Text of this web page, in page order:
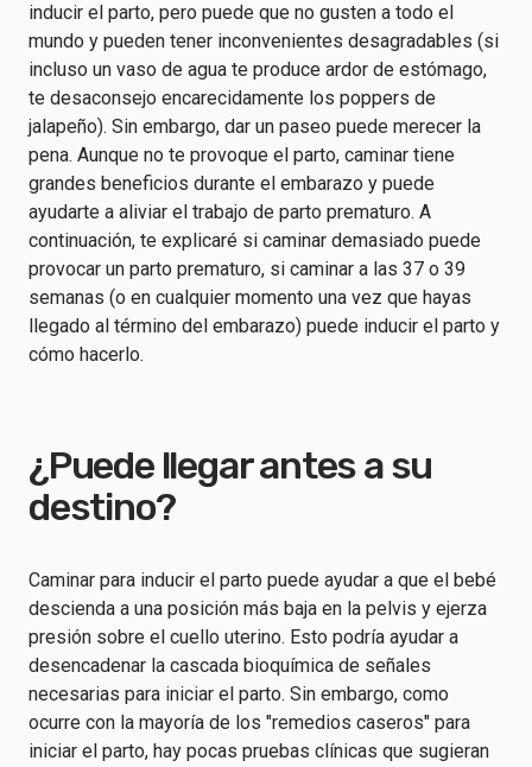
inducir el parto, pero puede que no gusten a todo el
mundo y pueden tener inconvenientes desagradables (si
incluso un vaso de agua te produce ardor de estómago,
te desaconsejo encarecidamente los poppers de
jalapeño). Sin embargo, dar un paseo puede merecer la
pena. Aunque no te provoque el parto, caminar tiene
grandes beneficios durante el embarazo y puede
ayudarte a aliviar el trabajo de parto prematuro. A
continuación, te explicaré si caminar demasiado puede
provocar un parto prematuro, si caminar a las 37 o 39
semanas (o en cualquier momento una vez que hayas
llegado al término del embarazo) puede inducir el parto y
cómo hacerlo.
¿Puede llegar antes a su
destino?
Caminar para inducir el parto puede ayudar a que el bebé
descienda a una posición más baja en la pelvis y ejerza
presión sobre el cuello uterino. Esto podría ayudar a
desencadenar la cascada bioquímica de señales
necesarias para iniciar el parto. Sin embargo, como
ocurre con la mayoría de los "remedios caseros" para
iniciar el parto, hay pocas pruebas clínicas que sugieran